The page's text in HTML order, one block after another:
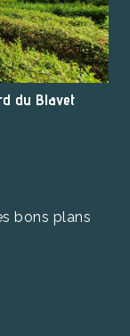
du Blavet
bons plans